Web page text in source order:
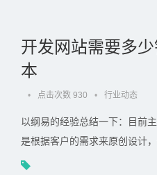
开发网站需要多
本
• 点击次数 930 • 行业动态
以纲易的经验总结一下：目前
是根据客户的需求来原创设计
千比较常见，高端企业品牌定